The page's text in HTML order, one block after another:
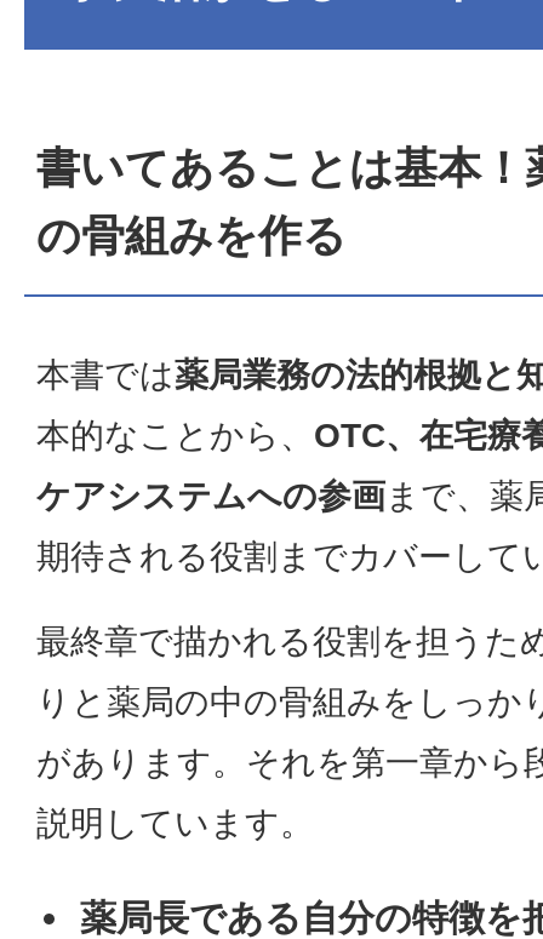
書いてあることは基本！
の骨組みを作る
本書では薬局業務の法的根拠と
本的なことから、 OTC、在宅療
ケアシステムへの参画まで、薬
期待される役割までカバーして
最終章で描かれる役割を担うた
りと薬局の中の骨組みをしっか
があります。それを第一章から
説明しています。
薬局長である自分の特徴を